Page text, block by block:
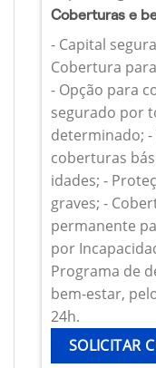
Coberturas e
- Capital
Cobertura
- Opção para
segurado por
determinado;
coberturas
idades; -
graves; -
permanente
por
Programa de
bem-estar,
24h.
SOLICITAR